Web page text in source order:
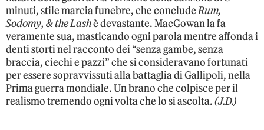
minuti, stile marcia funebre, che concludeRum,
Sodomy, & the Lashè devastante. MacGowan la fa
veramente sua, masticando ogni parola mentre affonda i
denti storti nel racconto dei “senza gambe, senza
braccia, ciechi e pazzi” che si consideravano fortunati
per essere sopravvissuti alla battaglia di Gallipoli, nella
Prima guerra mondiale. Un brano che colpisce per il
realismo tremendo ogni volta che lo si ascolta.(J.D.)